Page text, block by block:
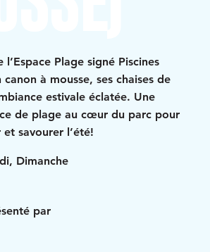
Plage signé Piscines
à mousse, ses chaises de
estivale éclatée. Une
de plage au cœur du parc pour
et savourer l’été!
Dimanche
par